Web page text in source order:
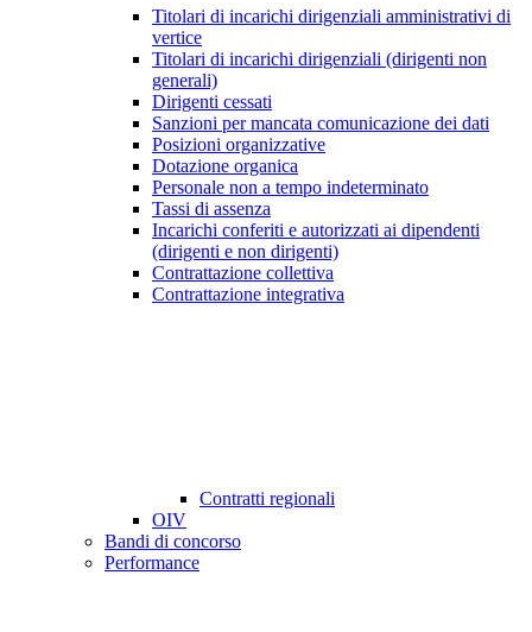
Titolari di incarichi dirigenziali amministrativi di
vertice
Titolari di incarichi dirigenziali (dirigenti non
generali)
Dirigenti cessati
Sanzioni per mancata comunicazione dei dati
Posizioni organizzative
Dotazione organica
Personale non a tempo indeterminato
Tassi di assenza
Incarichi conferiti e autorizzati ai dipendenti
(dirigenti e non dirigenti)
Contrattazione collettiva
Contrattazione integrativa
Contratti regionali
OIV
Bandi di concorso
Performance